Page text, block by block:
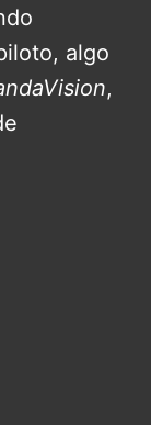
algo
,